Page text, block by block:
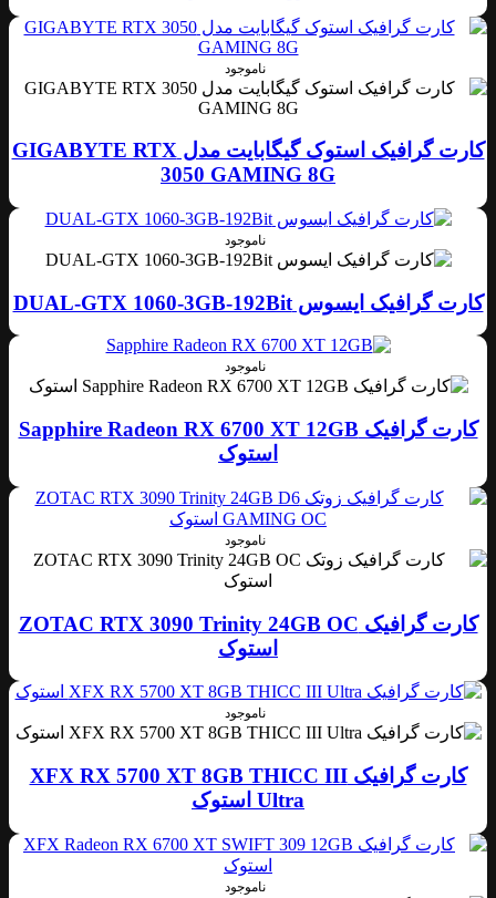
ناموجود
کارت گرافیک استوک گیگابایت مدل GIGABYTE RTX
3050 GAMING 8G
ناموجود
کارت گرافیک ایسوس DUAL-GTX 1060-3GB-192Bit
ناموجود
کارت گرافیک Sapphire Radeon RX 6700 XT 12GB
استوک
ناموجود
کارت گرافیک ZOTAC RTX 3090 Trinity 24GB OC
استوک
ناموجود
کارت گرافیک XFX RX 5700 XT 8GB THICC III
Ultra استوک
ناموجود